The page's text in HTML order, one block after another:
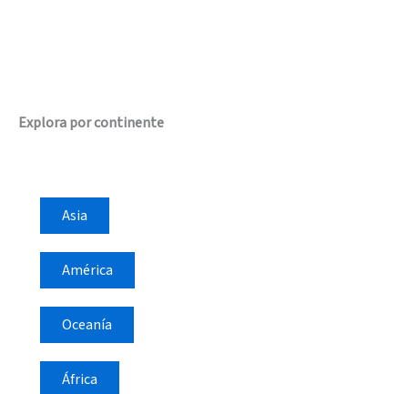
Explora por continente
Asia
América
Oceanía
África